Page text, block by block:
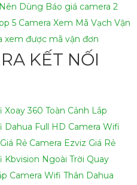
Dùng Báo giá camera 2
5 Camera Xem Mã Vạch Vận
xem được mã vận đơn
KẾT NỐI
Xoay 360 Toàn Cảnh Lắp
Dahua Full HD Camera Wifi
Rẻ Camera Ezviz Giá Rẻ
Kbvision Ngoài Trời Quay
Camera Wifi Thân Dahua